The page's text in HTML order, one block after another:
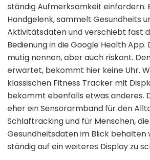
ständig Aufmerksamkeit einfordern.
Handgelenk, sammelt Gesundheits
Aktivitätsdaten und verschiebt fast
Bedienung in die Google Health App.
mutig nennen, aber auch riskant.
erwartet, bekommt hier keine Uhr.
klassischen Fitness Tracker mit
bekommt ebenfalls etwas anderes.
eher ein Sensorarmband für den
Schlaftracking und für Menschen,
Gesundheitsdaten im Blick behalten
ständig auf ein weiteres Display zu